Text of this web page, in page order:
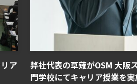
ア
弊社代表の草薙がOSM 大阪
門学校にてキャリア授業を実